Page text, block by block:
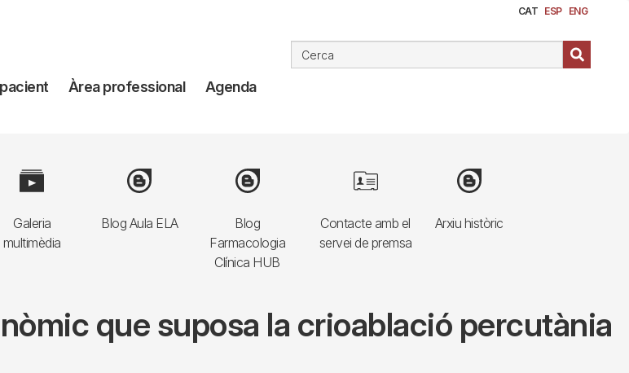
CAT ESP ENG
Àrea professional Agenda
Galeria
multimèdia
Image
Blog Aula ELA
Image
Blog
Farmacologia
Clínica HUB
Image
Contacte amb el
servei de premsa
Image
Arxiu històric
Image
que suposa la crioablació percutània